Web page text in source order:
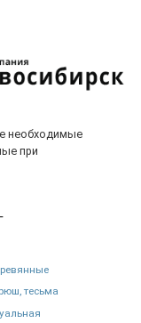
необходимые
при
тесьма